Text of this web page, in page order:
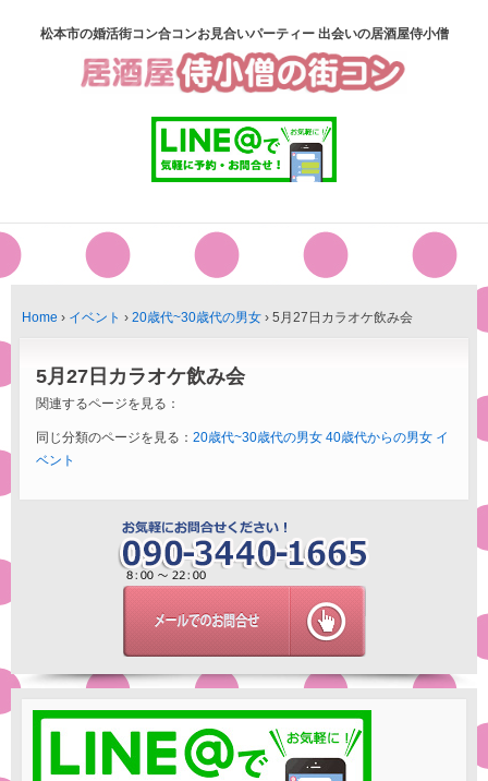
松本市の婚活街コン合コンお見合いパーティー 出会いの居酒屋侍小僧
Home › イベント › 20歳代~30歳代の男女 › 5月27日カラオケ飲み会
5月27日カラオケ飲み会
関連するページを見る：
同じ分類のページを見る： 20歳代~30歳代の男女 40歳代からの男女 イ
ベント